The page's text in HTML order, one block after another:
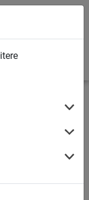
Balanciertau